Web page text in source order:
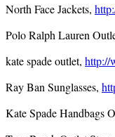
North Face Jackets,
Polo Ralph Lauren
kate spade outlet, http://
Ray Ban Sunglasses,
Kate Spade Handbags